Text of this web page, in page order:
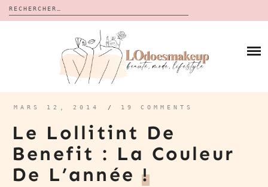
Rechercher :
CALENDRIERS DE L’AVENT
BON PLAN
À PROPOS
CONTACT
MARS 12, 2014 / 19 COMMENTS
Le Lollitint De
Benefit : La Couleur
De L’année!